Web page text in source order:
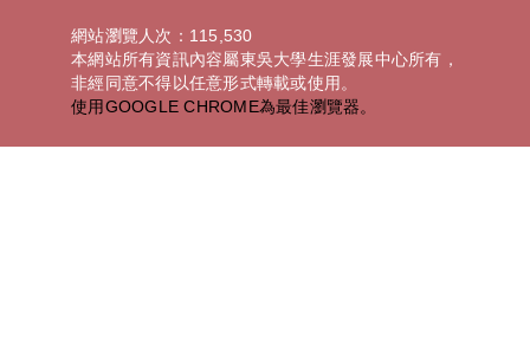
網站瀏覽人次：115,530
本網站所有資訊內容屬東吳大學生涯發展中心所有，
非經同意不得以任意形式轉載或使用。
使用GOOGLE CHROME為最佳瀏覽器。